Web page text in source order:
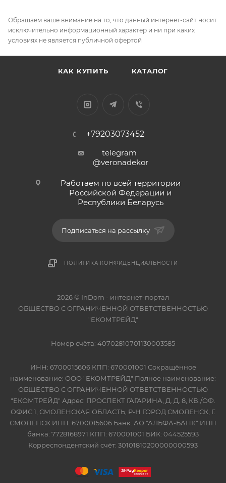
Обращаем ваше внимание на то, что данный интернет-сайт носит
исключительно информационный характер и ни при каких
условиях не является публичной офертой
КАК КУПИТЬ КАТАЛОГ
+79203073452
telegram
@veronadekor
Работаем по всей территории
Российской Федерации и
Республики Беларусь
Подписаться на рассылку
ПОЛИТИКА КОНФИДЕНЦИАЛЬНОСТИ
2026 © InDom - интернет-портал
ОБЩЕСТВО С ОГРАНИЧЕННОЙ ОТВЕТСТВЕННОСТЬЮ
"ЕКОМТРЕЙД"
Номер счёта: 40702810701130003585
ИНН: 6700015606 КПП: 670001001 Сокращённое
наименование: ООО "ЕКОМТРЕЙД" Полное наименование:
ОБЩЕСТВО С ОГРАНИЧЕННОЙ ОТВЕТСТВЕННОСТЬЮ
"ЕКОМТРЕЙД" Адрес: ПРОСПЕКТ ГАГАРИНА, Д. Д. 8, КВ./ОФ.
ОФИС 1, СМОЛЕНСКАЯ ОБЛАСТЬ, Р-Н ГОРОД СМОЛЕНСК, Г.
СМОЛЕНСК ИНН: 6700015606 Банк: АО "АЛЬФА-БАНК" ИНН
банка: 7728168971 КПП: 670001001 БИК: 044525593
Корреспондентский счёт: 30101810200000000593